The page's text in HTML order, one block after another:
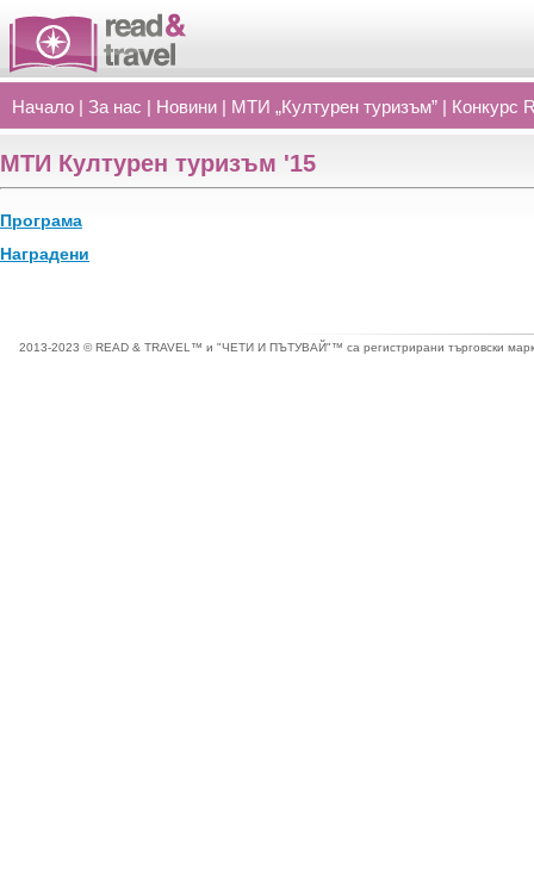
Начало | За нас | Новини | МТИ „Културен туризъм” | Конкурс
МТИ Културен туризъм '15
Програма
Наградени
2013-2023 © READ & TRAVEL™ и "ЧЕТИ И ПЪТУВАЙ"™ са регистрирани търговски